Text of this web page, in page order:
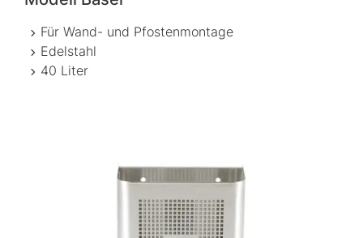
Für Wand- und Pfostenmontage
Edelstahl
40 Liter